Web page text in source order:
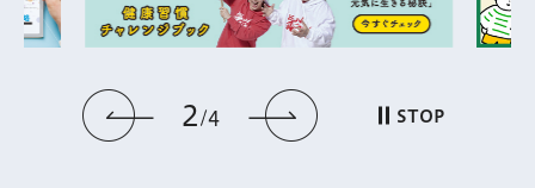
前のスライドを表示
2 4 次のスライドを表
STOP